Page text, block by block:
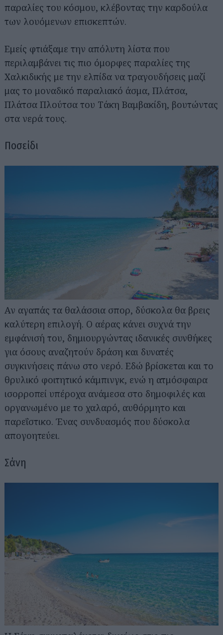
παραλίες του κόσμου, κλέβοντας την καρδούλα
των λουόμενων επισκεπτών.
Εμείς φτιάξαμε την απόλυτη λίστα που
περιλαμβάνει τις πιο όμορφες παραλίες της
Χαλκιδικής με την ελπίδα να τραγουδήσεις μαζί
μας το μοναδικό παραλιακό άσμα, Πλάτσα,
Πλάτσα Πλούτσα του Τάκη Βαμβακίδη, βουτώντας
στα νερά τους.
Ποσείδι
Αν αγαπάς τα θαλάσσια σπορ, δύσκολα θα βρεις
καλύτερη επιλογή. Ο αέρας κάνει συχνά την
εμφάνισή του, δημιουργώντας ιδανικές συνθήκες
για όσους αναζητούν δράση και δυνατές
συγκινήσεις πάνω στο νερό. Εδώ βρίσκεται και το
θρυλικό φοιτητικό κάμπινγκ, ενώ η ατμόσφαιρα
ισορροπεί υπέροχα ανάμεσα στο δημοφιλές και
οργανωμένο με το χαλαρό, αυθόρμητο και
παρεΐστικο. Ένας συνδυασμός που δύσκολα
απογοητεύει.
Σάνη